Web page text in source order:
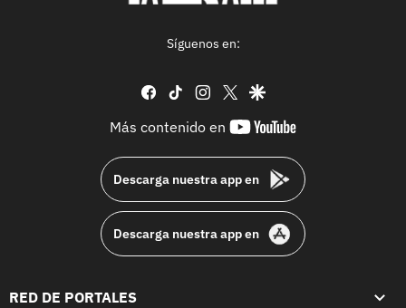
Síguenos en:
facebook
tiktok instagram
twittergoogle
Más contenido en
youtube-
Descarga nuestra app en
Descarga nuestra app en
RED DE PORTALES